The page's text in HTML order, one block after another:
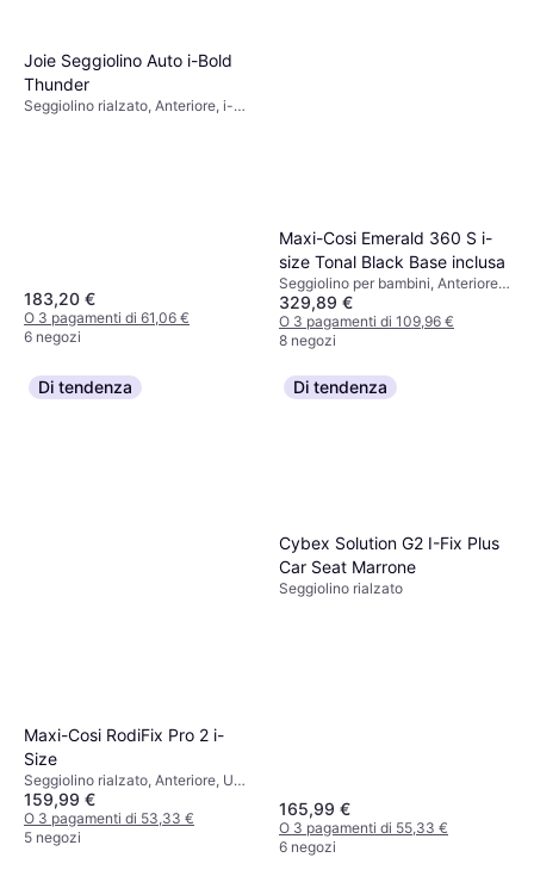
Joie Seggiolino Auto i-Bold
Thunder
Seggiolino rialzato, Anteriore, i-
183,20 €
O 3 pagamenti di 61,06 €
6 negozi
Maxi-Cosi Emerald 360 S i-
size Tonal Black Base inclusa
Seggiolino per bambini, Anteriore,
Posteriore, i-Size, UN R129,
Protezione dagli urti laterali (ASIP),
Rivestimento lavabile, Girevole,
per seggiolino neonato incluso,
Base inclusa
329,89 €
O 3 pagamenti di 109,96 €
8 negozi
Di tendenza
Maxi-Cosi RodiFix Pro 2 i-
Size
Seggiolino rialzato, Anteriore, UN
R129, Poggiatesta regolabile,
Protezione dagli urti laterali (ASIP),
Rivestimento lavabile
159,99 €
O 3 pagamenti di 53,33 €
5 negozi
Di tendenza
Cybex Solution G2 I-Fix Plus
Car Seat Marrone
Seggiolino rialzato
165,99 €
O 3 pagamenti di 55,33 €
6 negozi